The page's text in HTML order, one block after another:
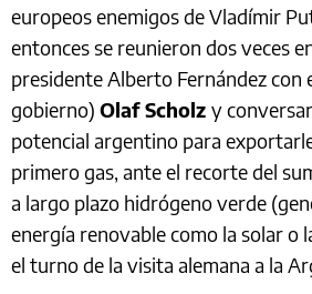
europeos enemigos de Vladímir
entonces se reunieron dos veces
presidente Alberto Fernández con
gobierno) Olaf Scholz y
potencial argentino para
primero gas, ante el recorte del
a largo plazo hidrógeno verde
energía renovable como la solar o
el turno de la visita alemana a la